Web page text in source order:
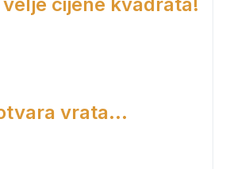
vrata...